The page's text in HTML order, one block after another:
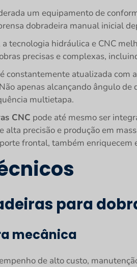
um equipamento de
dobradeira manual inicial
a tecnologia hidráulica e CNC
precisas e complexas,
constantemente atualizada
apenas alcançando ângulo
multietapa.
CNC pode até mesmo ser
alta precisão e produção em
frontal, também
para
mecânica
de alto custo,